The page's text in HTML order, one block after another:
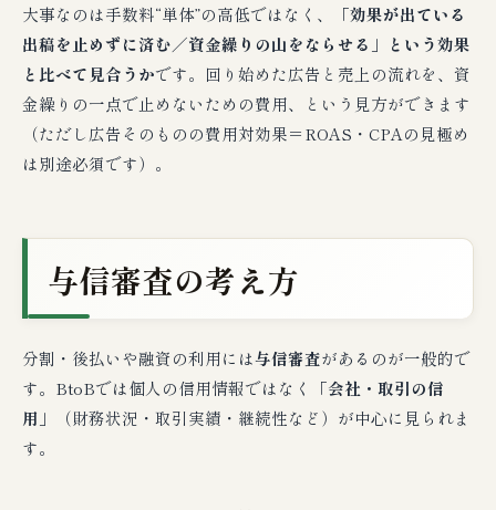
大事なのは手数料“単体”の高低ではなく、
「効果が出ている
出稿を止めずに済む／資金繰りの山をならせる」という効果
と比べて見合うかです。回り始めた広告と売上の流れを、資
金繰りの一点で止めないための費用、という見方ができます
（ただし広告そのものの費用対効果＝ROAS・CPAの見極め
は別途必須です）。
与信審査の考え方
分割・後払いや融資の利用には与信審査があるのが一般的で
す。BtoBでは個人の信用情報ではなく
「会社・取引の信
用」
（財務状況・取引実績・継続性など）が中心に見られま
す。